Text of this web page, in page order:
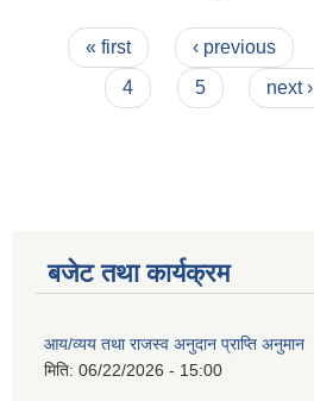
Pages
« first ‹ previous
4
5 next ›
बजेट तथा कार्यक्रम
आय/व्यय तथा राजस्व अनुदान प्राप्ति अनुमान
मिति: 06/22/2026 - 15:00